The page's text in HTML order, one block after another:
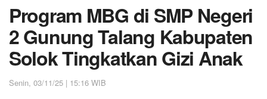
Program MBG di SMP Negeri
2 Gunung Talang Kabupaten
Solok Tingkatkan Gizi Anak
Senin, 03/11/25 | 15:16 WIB